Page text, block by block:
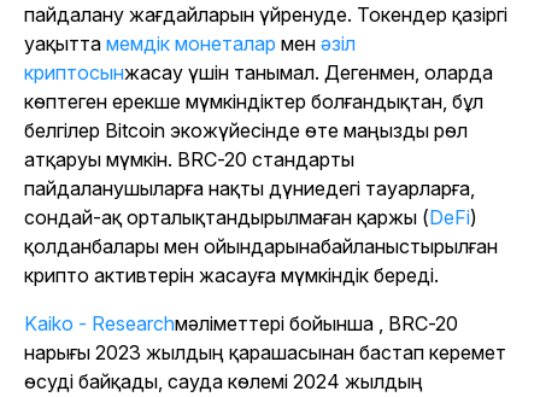
пайдалану жағдайларын үйренуде. Токендер қазіргі
уақытта мемдік монеталар мен әзіл
криптосынжасау үшін танымал. Дегенмен, оларда
көптеген ерекше мүмкіндіктер болғандықтан, бұл
белгілер Bitcoin экожүйесінде өте маңызды рөл
атқаруы мүмкін. BRC-20 стандарты
пайдаланушыларға нақты дүниедегі тауарларға,
сондай-ақ орталықтандырылмаған қаржы (DeFi)
қолданбалары мен ойындарынабайланыстырылған
крипто активтерін жасауға мүмкіндік береді.
Kaiko - Researchмәліметтері бойынша , BRC-20
нарығы 2023 жылдың қарашасынан бастап керемет
өсуді байқады, сауда көлемі 2024 жылдың